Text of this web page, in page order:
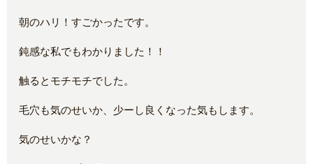
朝のハリ！すごかったです。
鈍感な私でもわかりました！！
触るとモチモチでした。
毛穴も気のせいか、少ーし良くなった気もします。
気のせいかな？